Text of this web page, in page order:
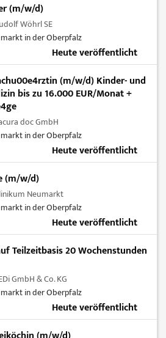
(m/w/d)
Wöhrl SE
in der Oberpfalz
Heute veröffentlicht
(m/w/d) Kinder- und
bis zu 16.000 EUR/Monat +
doc GmbH
in der Oberpfalz
Heute veröffentlicht
(m/w/d)
Neumarkt
in der Oberpfalz
Heute veröffentlicht
Teilzeitbasis 20 Wochenstunden
GmbH & Co. KG
in der Oberpfalz
Heute veröffentlicht